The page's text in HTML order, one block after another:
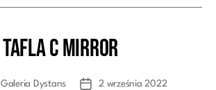
Kategorie
TAFLA C Mirror
Galeria Dystans
Data2 września 2022